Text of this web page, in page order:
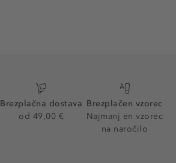
Brezplačna dostava
od 49,00 €
Brezplačen vzorec
Najmanj en vzorec
na naročilo